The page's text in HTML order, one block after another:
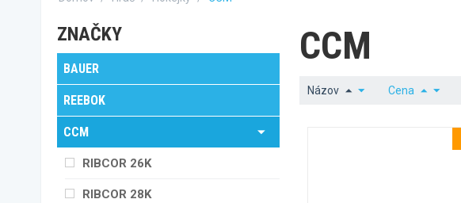
ZNAČKY
BAUER
REEBOK
CCM
RIBCOR 26K
RIBCOR 28K
CCM
Názov Cena